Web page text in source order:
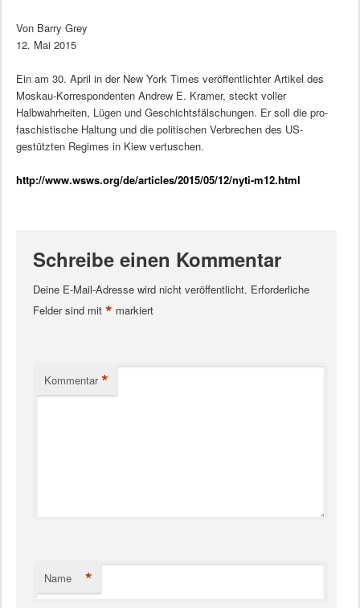
Von Barry Grey
12. Mai 2015
Ein am 30. April in der New York Times veröffentlichter Artikel des
Moskau-Korrespondenten Andrew E. Kramer, steckt voller
Halbwahrheiten, Lügen und Geschichtsfälschungen. Er soll die pro-
faschistische Haltung und die politischen Verbrechen des US-
gestützten Regimes in Kiew vertuschen.
http://www.wsws.org/de/articles/2015/05/12/nyti-m12.html
Schreibe einen Kommentar
Deine E-Mail-Adresse wird nicht veröffentlicht. Erforderliche
Felder sind mit * markiert
Kommentar *
Name *